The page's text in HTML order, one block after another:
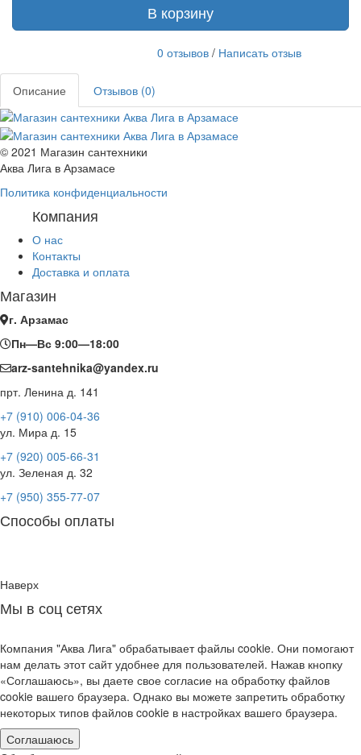
В корзину
0 отзывов / Написать отзыв
Описание Отзывов (0)
© 2021 Магазин сантехники
Аква Лига в Арзамасе
Политика конфиденциальности
Компания
О нас
Контакты
Доставка и оплата
Магазин
г. Арзамас
Пн—Вс 9:00—18:00
arz-santehnika@yandex.ru
прт. Ленина д. 141
+7 (910) 006-04-36
ул. Мира д. 15
+7 (920) 005-66-31
ул. Зеленая д. 32
+7 (950) 355-77-07
Способы оплаты
Наверх
Мы в соц сетях
Компания "Аква Лига" обрабатывает файлы cookie. Они помогают
нам делать этот сайт удобнее для пользователей. Нажав кнопку
«Соглашаюсь», вы даете свое согласие на обработку файлов
cookie вашего браузера. Однако вы можете запретить обработку
некоторых типов файлов cookie в настройках вашего браузера.
Соглашаюсь